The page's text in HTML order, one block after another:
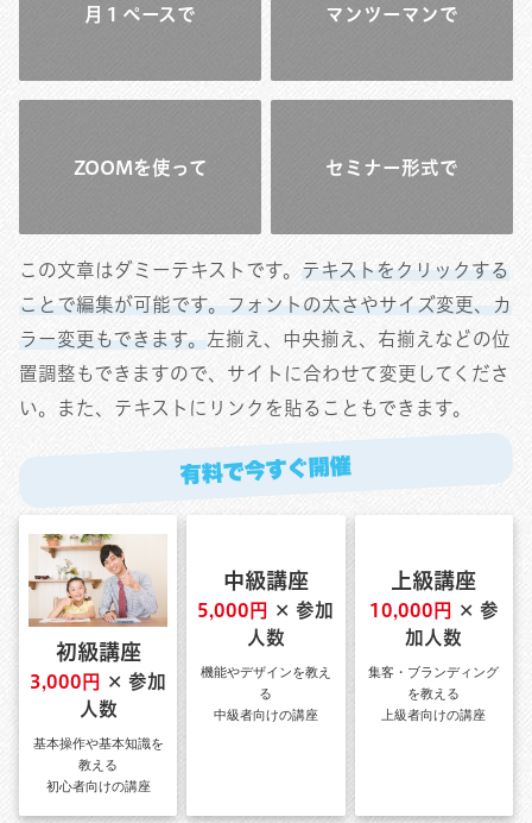
月１ペースで マンツーマンで
ZOOMを使って セミナー形式で
この文章はダミーテキストです。 テキストをクリックする
ことで編集が可能です。フォントの太さやサイズ変更、カ
ラー変更もできます。左揃え、中央揃え、右揃えなどの位
置調整もできますので、サイトに合わせて変更してくださ
い。また、テキストにリンクを貼ることもできます。
有料で今すぐ開催
初級講座
3,000円 ✕ 参加
人数
基本操作や基本知識を
教える
初心者向けの講座
中級講座
5,000円 ✕ 参加
人数
機能やデザインを教え
る
中級者向けの講座
上級講座
10,000円 ✕ 参
加人数
集客・ブランディング
を教える
上級者向けの講座